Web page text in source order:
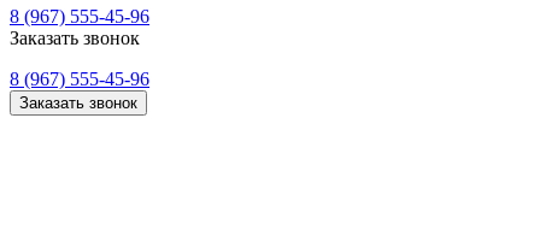
8 (967) 555-45-96
Заказать звонок
8 (967) 555-45-96
Заказать звонок